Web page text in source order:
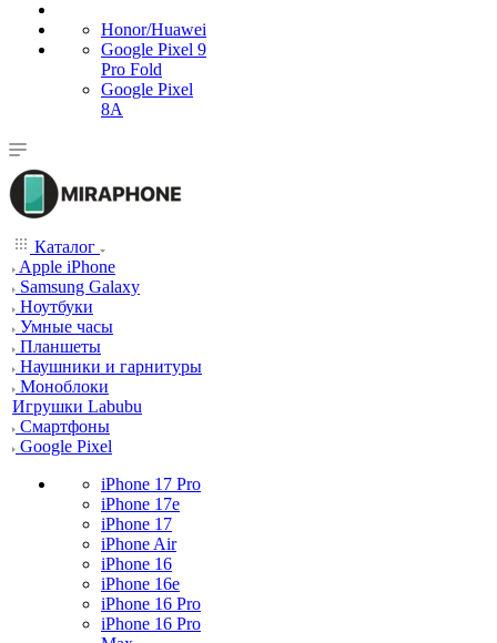
Honor/Huawei
Google Pixel 9
Pro Fold
Google Pixel
8A
Каталог
Apple iPhone
Samsung Galaxy
Ноутбуки
Умные часы
Планшеты
Наушники и гарнитуры
Моноблоки
Игрушки Labubu
Смартфоны
Google Pixel
iPhone 17 Pro
iPhone 17e
iPhone 17
iPhone Air
iPhone 16
iPhone 16e
iPhone 16 Pro
iPhone 16 Pro